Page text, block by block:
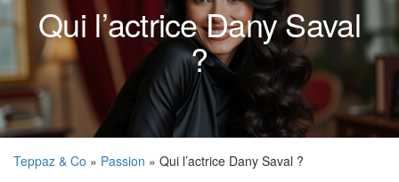
Qui l’actrice Dany Saval
?
Teppaz & Co » Passion » Qui l’actrice Dany Saval ?